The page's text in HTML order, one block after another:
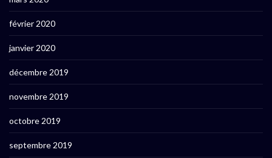
février 2020
janvier 2020
décembre 2019
novembre 2019
octobre 2019
septembre 2019